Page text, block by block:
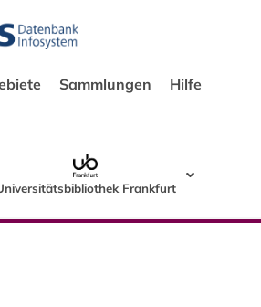
Sammlungen Hilfe
Frankfurt